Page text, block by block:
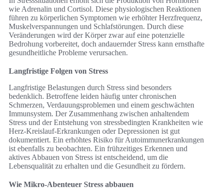
wie Adrenalin und Cortisol. Diese physiologischen Reaktionen
führen zu körperlichen Symptomen wie erhöhter Herzfrequenz,
Muskelverspannungen und Schlafstörungen. Durch diese
Veränderungen wird der Körper zwar auf eine potenzielle
Bedrohung vorbereitet, doch andauernder Stress kann ernsthafte
gesundheitliche Probleme verursachen.
Langfristige Folgen von Stress
Langfristige Belastungen durch Stress sind besonders
bedenklich. Betroffene leiden häufig unter chronischen
Schmerzen, Verdauungsproblemen und einem geschwächten
Immunsystem. Der Zusammenhang zwischen anhaltendem
Stress und der Entstehung von stressbedingten Krankheiten wie
Herz-Kreislauf-Erkrankungen oder Depressionen ist gut
dokumentiert. Ein erhöhtes Risiko für Autoimmunerkrankungen
ist ebenfalls zu beobachten. Ein frühzeitiges Erkennen und
aktives Abbauen von Stress ist entscheidend, um die
Lebensqualität zu erhalten und die Gesundheit zu fördern.
Wie Mikro-Abenteuer Stress abbauen